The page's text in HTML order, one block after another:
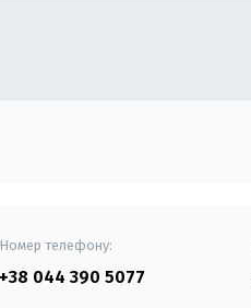
Номер телефону:
+38 044 390 5077